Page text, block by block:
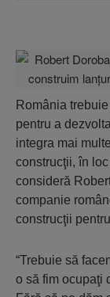
România
pentru a
integra mai
construcţii, în
consideră
companie
construcţii
“Trebuie să
o să fim ocupaţi